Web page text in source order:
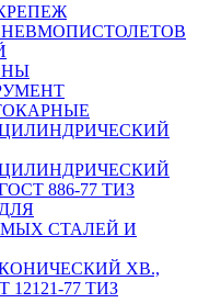
886-77 ТИЗ
СТАЛЕЙ И
ХВ.,
77 ТИЗ